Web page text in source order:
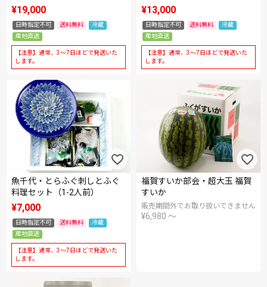
¥19,000
日時指定不可 送料無料
冷蔵
産地直送
【注意】通常、3～7日ほどで発送いた
します。
¥13,000
日時指定不可 送料無料
冷蔵
産地直送
【注意】通常、3～7日ほどで発送いた
します。
魚千代・とらふぐ刺しとふぐ
料理セット（1-2人前）
¥7,000
日時指定不可 送料無料
冷蔵
産地直送
【注意】通常、3～7日ほどで発送いた
します。
福賀すいか部会・超大玉 福賀
すいか
販売期間外でお取り扱いできません
¥6,980 〜